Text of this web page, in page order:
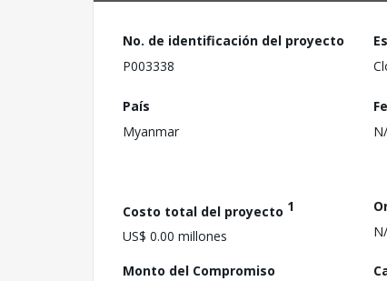
No. de identificación del proyecto
P003338
País
Myanmar
Costo total del proyecto 1
US$ 0.00 millones
Monto del Compromiso